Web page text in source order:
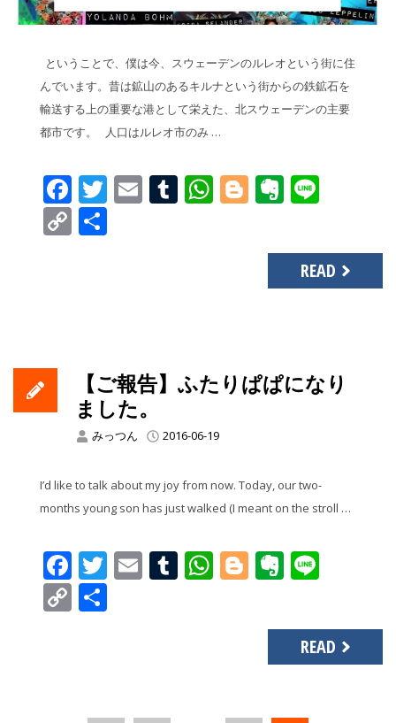
ということで、僕は今、スウェーデンのルレオという街に住
んでいます。昔は鉱山のあるキルナという街からの鉄鉱石を
輸送する上の重要な港として栄えた、北スウェーデンの主要
都市です。 人口はルレオ市のみ …
Facebook
Twitter
EmailTumblr
WhatsApp
Blogger
Copy
READ
【ご報告】ふたりぱぱになり
ました。
みっつん 2016-06-19
I’d like to talk about my joy from now. Today, our two-
months young son has just walked (I meant on the stroll …
Facebook
Twitter
EmailTumblr
WhatsApp
Blogger
Copy
READ